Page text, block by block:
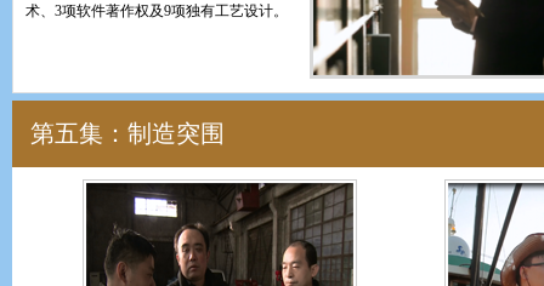
术、3项软件著作权及9项独有工艺设计。
第五集：制造突围